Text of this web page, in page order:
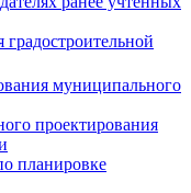
муниципального
проектирования
планировке